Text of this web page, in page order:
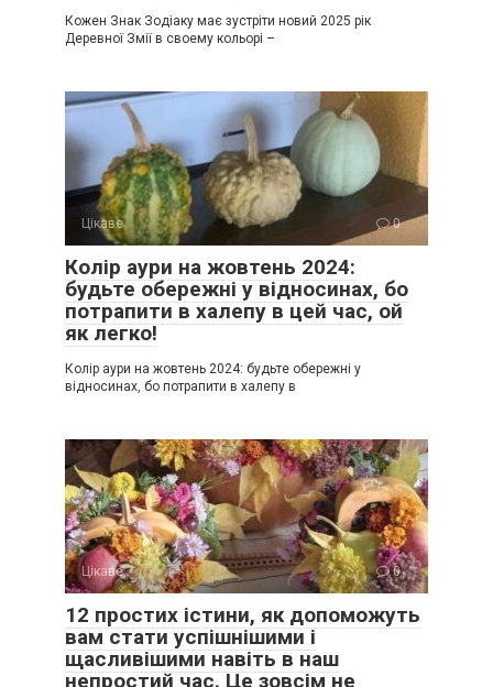
Кожен Знак Зодіаку має зустріти новий 2025 рік
Деревної Змії в своему кольорі –
Цікаве 0
Колір аури на жовтень 2024:
будьте обережні у відносинах, бо
потрапити в халепу в цей час, ой
як легко!
Колір аури на жовтень 2024: будьте обережні у
відносинах, бо потрапити в халепу в
Цікаве 0
12 простих істини, як допоможуть
вам стати успішнішими і
щасливішими навіть в наш
непростий час. Це зовсім не